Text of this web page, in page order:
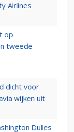
Airlines
op
tweede
dicht voor
wijken uit
Dulles